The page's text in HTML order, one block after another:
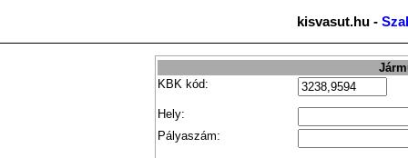
kisvasut.hu -
KBK kód:
Hely:
Pályaszám: